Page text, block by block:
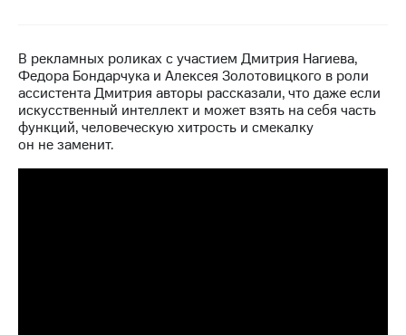
Интервью
Финансовая
отчетность
Контакты
Новости
В рекламных роликах с участием Дмитрия Нагиева,
Федора Бондарчука и Алексея Золотовицкого в роли
ассистента Дмитрия авторы рассказали, что даже если
искусственный интеллект и может взять на себя часть
функций, человеческую хитрость и смекалку
он не заменит.